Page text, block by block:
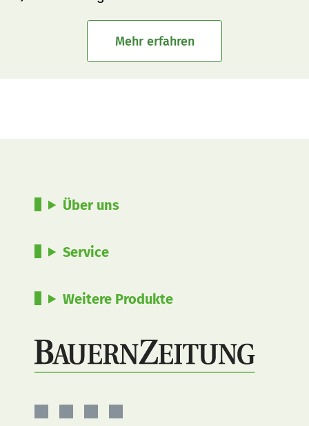
Mehr erfahren
Über uns
Service
Weitere Produkte